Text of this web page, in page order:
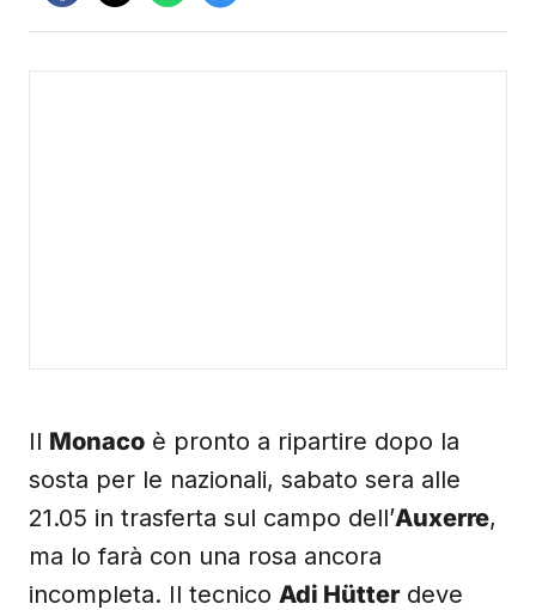
Il Monaco è pronto a ripartire dopo la
sosta per le nazionali, sabato sera alle
21.05 in trasferta sul campo dell’Auxerre,
ma lo farà con una rosa ancora
incompleta. Il tecnico Adi Hütter deve